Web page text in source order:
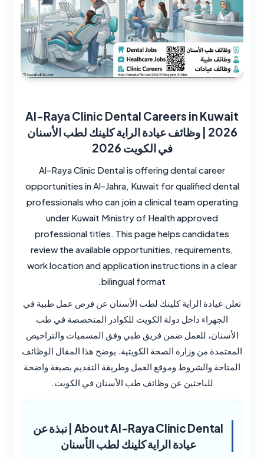
Al-Raya Clinic Dental Careers in Kuwait
2026 | وظائف عيادة الراية كلينك لطب الأسنان
في الكويت 2026
Al-Raya Clinic Dental is offering dental career
opportunities in Al-Jahra, Kuwait for qualified dental
professionals who can join a clinical team operating
under Kuwait Ministry of Health approved
professional titles. This page helps candidates
review the available opportunities, requirements,
work location and application instructions in a clear
bilingual format.
تعلن عيادة الراية كلينك لطب الأسنان عن فرص عمل طبية في
الجهراء داخل دولة الكويت للكوادر المتخصصة في طب
الأسنان، للعمل ضمن فريق طبي وفق المسميات والتراخيص
المعتمدة من وزارة الصحة الكويتية. يوضح هذا المقال الوظائف
المتاحة والشروط وموقع العمل وطريقة التقديم بصيغة واضحة
للباحثين عن وظائف طب الأسنان في الكويت.
About Al-Raya Clinic Dental | نبذة عن
عيادة الراية كلينك لطب الأسنان